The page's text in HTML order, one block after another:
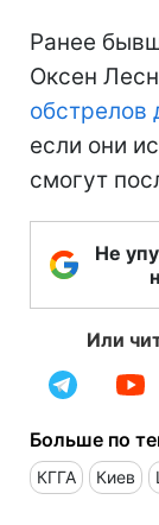
Ранее
Оксен
обстрелов
если они
смогут
Не
Или
Больше по
КГГА Киев